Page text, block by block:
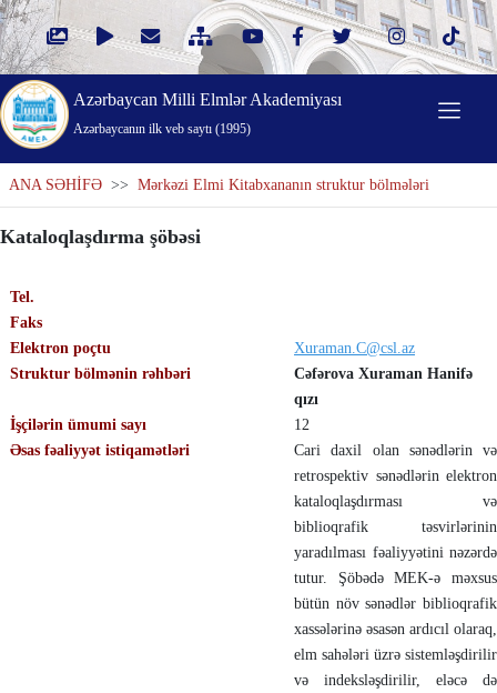
Azərbaycan Milli Elmlər Akademiyası
Azərbaycanın ilk veb saytı (1995)
ANA SƏHİFƏ >> Mərkəzi Elmi Kitabxananın struktur bölmələri
Kataloqlaşdırma şöbəsi
Tel.
Faks
Elektron poçtu
Xuraman.C@csl.az
Struktur bölmənin rəhbəri
Cəfərova Xuraman Hanifə
qızı
İşçilərin ümumi sayı
12
Əsas fəaliyyət istiqamətləri
Cari daxil olan sənədlərin və
retrospektiv sənədlərin elektron
kataloqlaşdırması və
biblioqrafik təsvirlərinin
yaradılması fəaliyyətini nəzərdə
tutur. Şöbədə MEK-ə məxsus
bütün növ sənədlər biblioqrafik
xassələrinə əsasən ardıcıl olaraq,
elm sahələri üzrə sistemləşdirilir
və indeksləşdirilir, eləcə də